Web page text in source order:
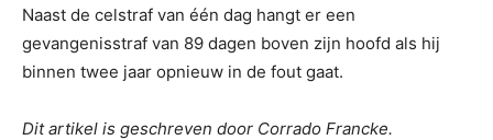
Naast de celstraf van één dag hangt er een
gevangenisstraf van 89 dagen boven zijn hoofd als hij
binnen twee jaar opnieuw in de fout gaat.
Dit artikel is geschreven door Corrado Francke.